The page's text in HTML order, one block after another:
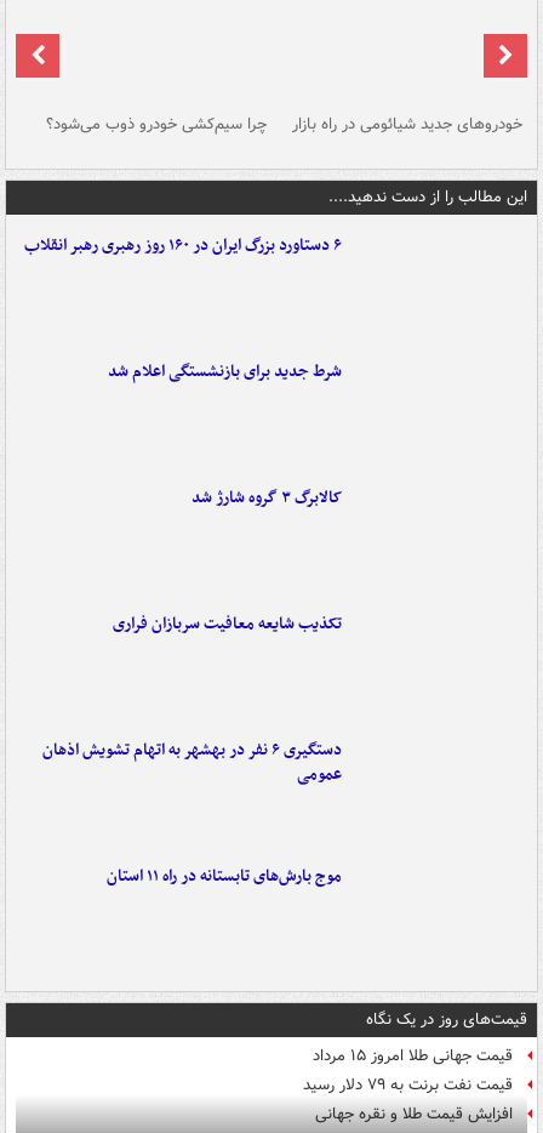
خودروهای جدید شیائومی در راه بازار چرا سیم‌کشی خودرو ذوب می‌شود؟
این مطالب را از دست ندهید....
۶ دستاورد بزرگ ایران در ۱۶۰ روز رهبری رهبر انقلاب
شرط جدید برای بازنشستگی اعلام شد
کالابرگ ۳ گروه شارژ شد
تکذیب شایعه معافیت سربازان فراری
دستگیری ۶ نفر در بهشهر به اتهام تشویش اذهان
عمومی
موج بارش‌های تابستانه در راه ۱۱ استان
قیمت‌های روز در یک نگاه
قیمت جهانی طلا امروز ۱۵ مرداد
قیمت نفت برنت به ۷۹ دلار رسید
افزایش قیمت طلا و نقره جهانی